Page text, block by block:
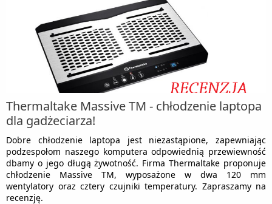
Thermaltake Massive TM - chłodzenie laptopa
dla gadżeciarza!
Dobre chłodzenie laptopa jest niezastąpione, zapewniając
podzespołom naszego komputera odpowiednią przewiewność
dbamy o jego długą żywotność. Firma Thermaltake proponuje
chłodzenie Massive TM, wyposażone w dwa 120 mm
wentylatory oraz cztery czujniki temperatury. Zapraszamy na
recenzję.